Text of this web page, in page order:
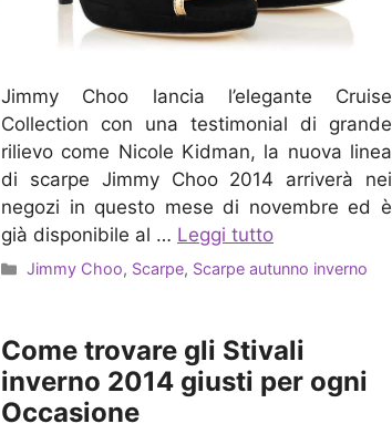
Jimmy Choo lancia l’elegante Cruise
Collection con una testimonial di grande
rilievo come Nicole Kidman, la nuova linea
di scarpe Jimmy Choo 2014 arriverà nei
negozi in questo mese di novembre ed è
già disponibile al … Leggi tutto
Categorie
Jimmy Choo, Scarpe, Scarpe autunno inverno
Come trovare gli Stivali
inverno 2014 giusti per ogni
Occasione